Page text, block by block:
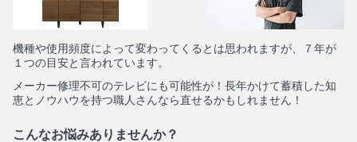
機種や使用頻度によって変わってくるとは思われますが、７年が
１つの目安と言われています。
メーカー修理不可のテレビにも可能性が！長年かけて蓄積した知
恵とノウハウを持つ職人さんなら直せるかもしれません！
こんなお悩みありませんか？